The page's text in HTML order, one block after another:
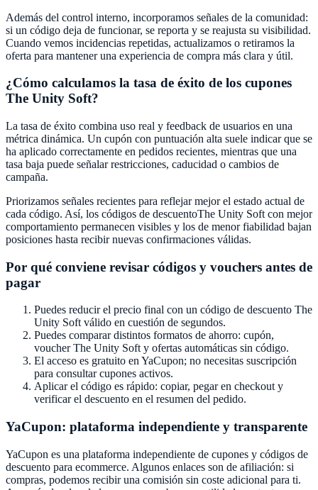
Además del control interno, incorporamos señales de la comunidad:
si un código deja de funcionar, se reporta y se reajusta su visibilidad.
Cuando vemos incidencias repetidas, actualizamos o retiramos la
oferta para mantener una experiencia de compra más clara y útil.
¿Cómo calculamos la tasa de éxito de los cupones
The Unity Soft?
La tasa de éxito combina uso real y feedback de usuarios en una
métrica dinámica. Un cupón con puntuación alta suele indicar que se
ha aplicado correctamente en pedidos recientes, mientras que una
tasa baja puede señalar restricciones, caducidad o cambios de
campaña.
Priorizamos señales recientes para reflejar mejor el estado actual de
cada código. Así, los códigos de descuentoThe Unity Soft con mejor
comportamiento permanecen visibles y los de menor fiabilidad bajan
posiciones hasta recibir nuevas confirmaciones válidas.
Por qué conviene revisar códigos y vouchers antes de
pagar
Puedes reducir el precio final con un código de descuento The
Unity Softválido en cuestión de segundos.
Puedes comparar distintos formatos de ahorro: cupón,
voucherThe Unity Softy ofertas automáticas sin código.
El acceso es gratuito enYaCupon; no necesitas suscripción
para consultar cupones activos.
Aplicar el código es rápido: copiar, pegar en checkout y
verificar el descuento en el resumen del pedido.
YaCupon: plataforma independiente y transparente
YaCupon es una plataforma independiente de cupones y códigos de
descuento para ecommerce. Algunos enlaces son de afiliación: si
compras, podemos recibir una comisión sin coste adicional para ti.